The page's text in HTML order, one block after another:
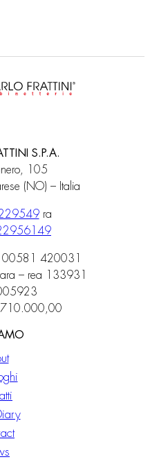
S.P.A.
105
(NO) – Italia
ra
00581 420031
– rea 133931
710.000,00